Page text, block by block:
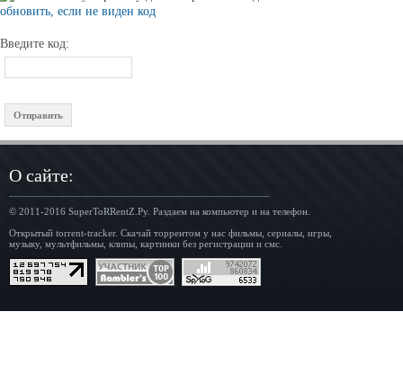
обновить, если не виден код
Введите код:
О сайте:
© 2011-2016 SuperToRRentZ.Ру. Раздаем на компьютер и на телефон.
Открытый torrent-tracker. Скачай торрентом у нас фильмы, сериалы, игры,
музыку, мультфильмы, клипы, картинки без регистрации и смс.